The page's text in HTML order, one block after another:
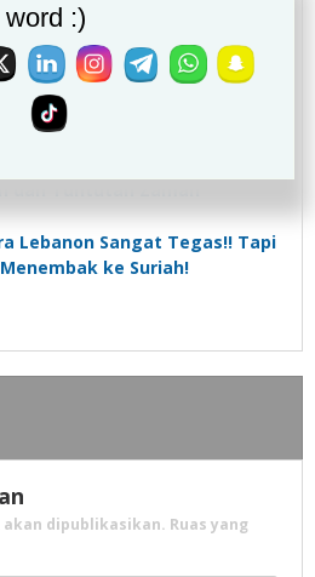
BEKASI : PARADIGMA
TERHADAP KHILAFATUL
AKIBAT TIDAK MENDAPAT
YANG UTUH
dan Urgensi
Lebanon Sangat Tegas!! Tapi
ke Suriah!
dipublikasikan. Ruas yang
word :)